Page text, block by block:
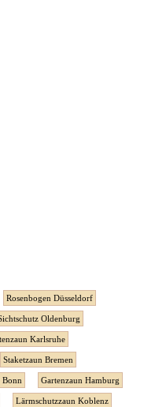
Rosenbogen Düsseldorf
Oldenburg
Karlsruhe
Staketzaun Bremen
Bonn Gartenzaun Hamburg
Lärmschutzzaun Koblenz